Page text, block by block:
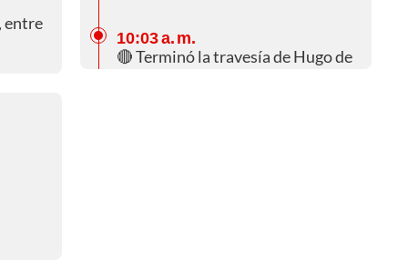
entre
10:03 a. m.
🔴 Terminó la travesía de Hugo de